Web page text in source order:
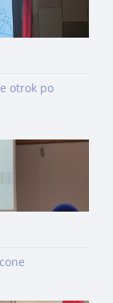
otrok po